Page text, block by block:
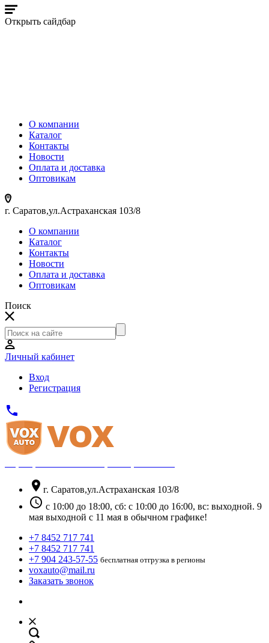
Открыть сайдбар
О компании
Каталог
Контакты
Новости
Оплата и доставка
Оптовикам
г. Саратов,ул.Астраханская 103/8
О компании
Каталог
Контакты
Новости
Оплата и доставка
Оптовикам
Поиск
Личный кабинет
Вход
Регистрация
phone
location_on г. Саратов,ул.Астраханская 103/8
schedule с 10:00 до 18:00, сб: с 10:00 до 16:00, вс: выходной. 9
мая выходной с 11 мая в обычном графике!
+7 8452 717 741
+7 8452 717 741
+7 904 243-57-55 бесплатная отгрузка в регионы
voxauto@mail.ru
Заказать звонок